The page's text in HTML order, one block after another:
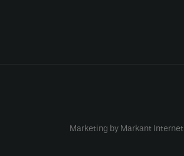
Marketing by Markant Internet